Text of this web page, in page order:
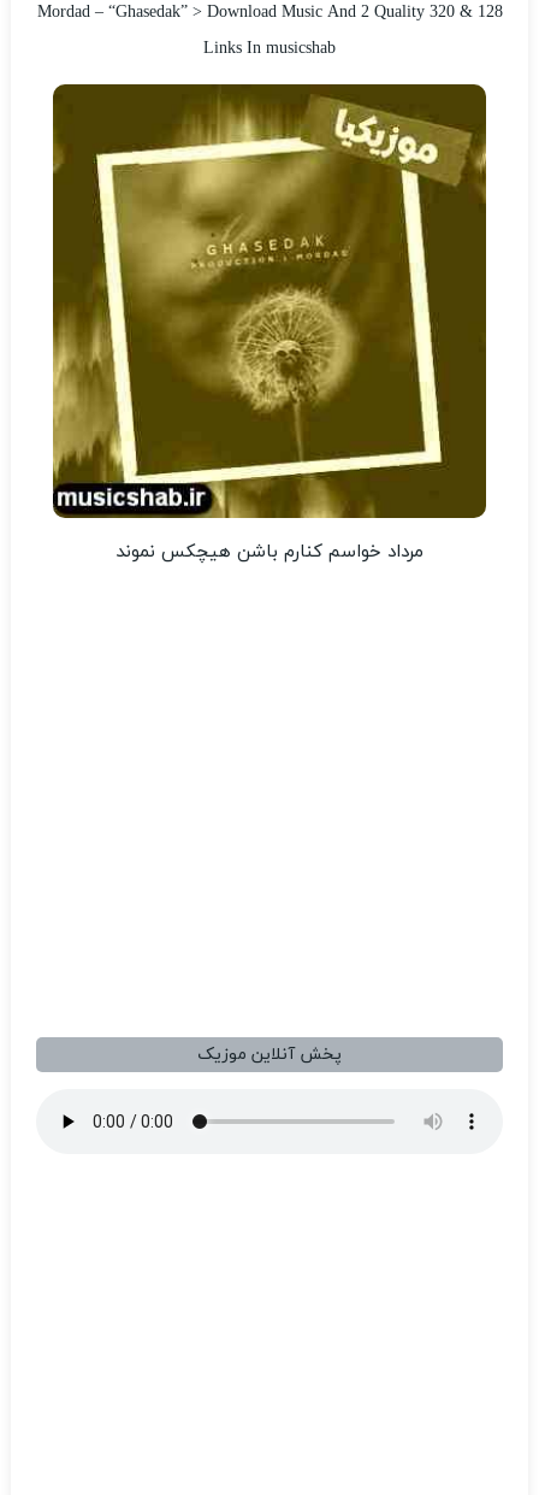
Mordad – “Ghasedak” > Download Music And 2 Quality 320 & 128
Links In musicshab
مرداد خواسم کنارم باشن هیچکس نموند
پخش آنلاین موزیک